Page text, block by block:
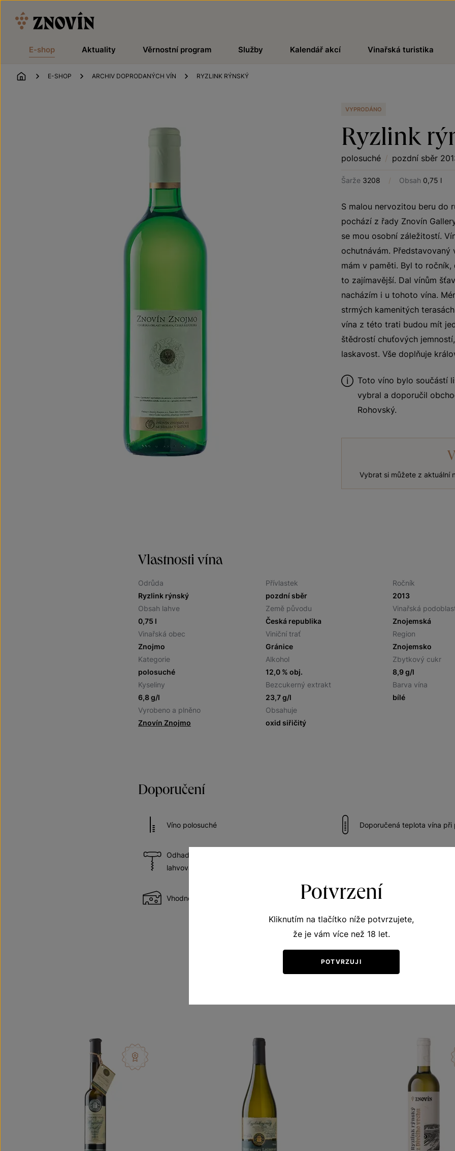
E-shop Aktuality Věrnostní program Služby Kalendář akcí Vinařská turistika
ÚVOD
E-SHOP ARCHIV DOPRODANÝCH VÍN RYZLINK RÝNSKÝ
VYPRODÁNO
Ryzlink
polosuché / pozdní sběr
Šarže 3208 / Obsah 0,75 l
S malou nervozitou beru do
pochází z řady Znovín
se mou osobní záležitostí.
ochutnávám. Představovaný
mám v paměti. Byl to
to zajímavější. Dal vínům
nacházím i u tohoto vína.
strmých kamenitých
vína z této trati budou mít
štědrostí chuťových
laskavost. Vše doplňuje
Toto víno bylo součástí
vybral a doporučil
Rohovský.
Vybrat si můžete z aktuální
Vlastnosti vína
Odrůda
Ryzlink rýnský
Přívlastek
pozdní sběr
Ročník
2013
Obsah lahve
0,75 l
Země původu
Česká republika
Vinařská
Znojemská
Vinařská obec
Znojmo
Viniční trať
Gránice
Region
Znojemsko
Kategorie
polosuché
Alkohol
12,0 % obj.
Zbytkový cukr
8,9 g/l
Kyseliny
6,8 g/l
Bezcukerný extrakt
23,7 g/l
Barva vína
bílé
Vyrobeno a plněno
Znovín Znojmo
Obsahuje
oxid siřičitý
Doporučení
Víno polosuché Doporučená teplota vína při
Odhadovaná doba názrávání 7 až 9 roků od roku
lahvování
Vhodné k sýrům Potvrzení
Kliknutím na tlačítko níže potvrzujete,
že je vám více než 18 let.
POTVRZUJI